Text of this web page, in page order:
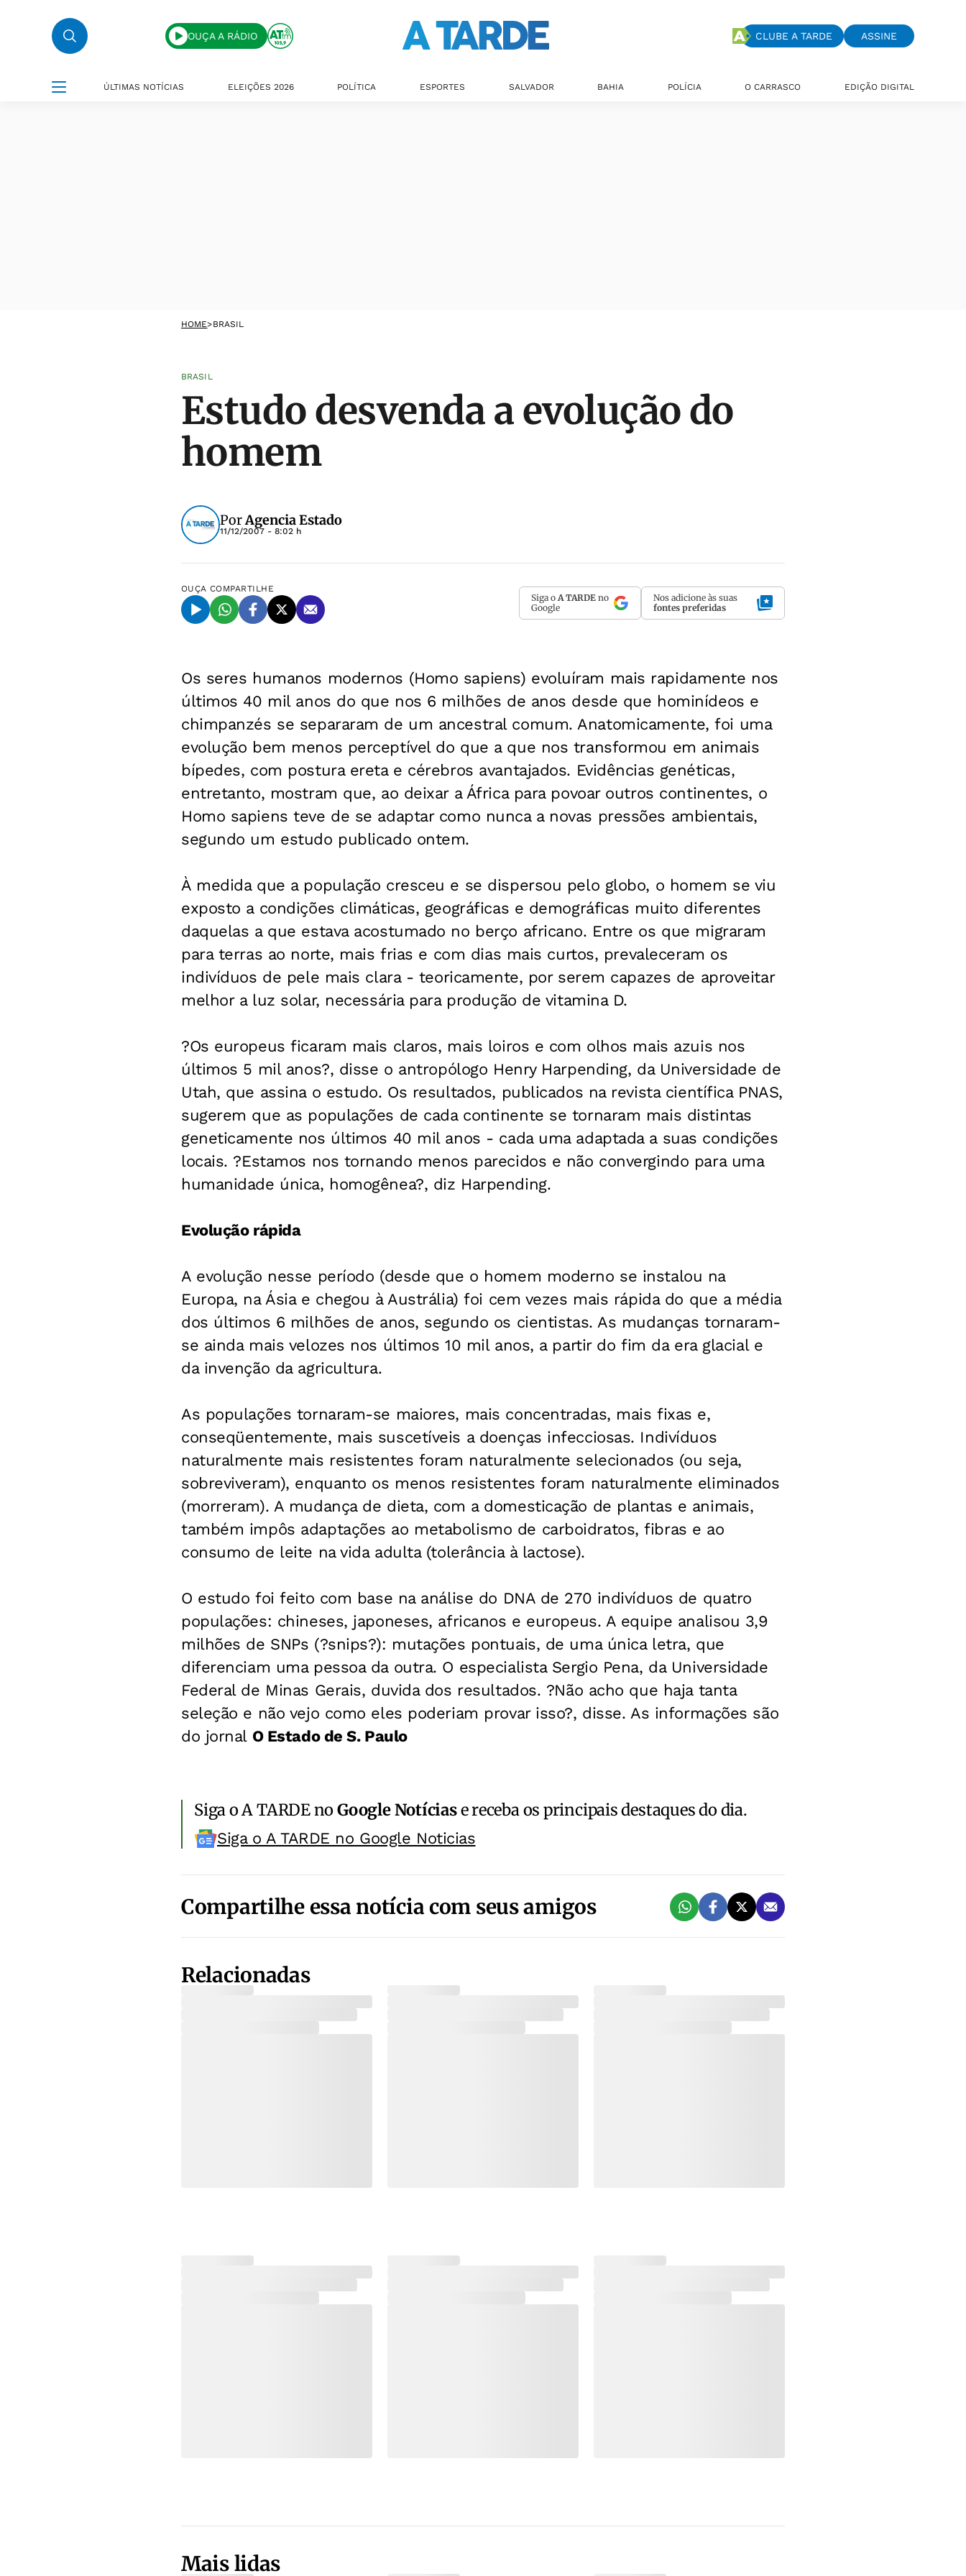
OUÇA A RÁDIO CLUBE A TARDE ASSINE
ÚLTIMAS NOTÍCIAS ELEIÇÕES 2026 POLÍTICA ESPORTES SALVADOR BAHIA POLÍCIA O CARRASCO EDIÇÃO DIGITAL
HOME>BRASIL
BRASIL
Estudo desvenda a evolução do
homem
PorAgencia Estado
11/12/2007 - 8:02 h
OUÇA COMPARTILHE
Siga o A TARDE no
Google
Nos adicione às suas
fontes preferidas
Os seres humanos modernos (Homo sapiens) evoluíram mais rapidamente nos
últimos 40 mil anos do que nos 6 milhões de anos desde que hominídeos e
chimpanzés se separaram de um ancestral comum. Anatomicamente, foi uma
evolução bem menos perceptível do que a que nos transformou em animais
bípedes, com postura ereta e cérebros avantajados. Evidências genéticas,
entretanto, mostram que, ao deixar a África para povoar outros continentes, o
Homo sapiens teve de se adaptar como nunca a novas pressões ambientais,
segundo um estudo publicado ontem.
À medida que a população cresceu e se dispersou pelo globo, o homem se viu
exposto a condições climáticas, geográficas e demográficas muito diferentes
daquelas a que estava acostumado no berço africano. Entre os que migraram
para terras ao norte, mais frias e com dias mais curtos, prevaleceram os
indivíduos de pele mais clara - teoricamente, por serem capazes de aproveitar
melhor a luz solar, necessária para produção de vitamina D.
?Os europeus ficaram mais claros, mais loiros e com olhos mais azuis nos
últimos 5 mil anos?, disse o antropólogo Henry Harpending, da Universidade de
Utah, que assina o estudo. Os resultados, publicados na revista científica PNAS,
sugerem que as populações de cada continente se tornaram mais distintas
geneticamente nos últimos 40 mil anos - cada uma adaptada a suas condições
locais. ?Estamos nos tornando menos parecidos e não convergindo para uma
humanidade única, homogênea?, diz Harpending.
Evolução rápida
A evolução nesse período (desde que o homem moderno se instalou na
Europa, na Ásia e chegou à Austrália) foi cem vezes mais rápida do que a média
dos últimos 6 milhões de anos, segundo os cientistas. As mudanças tornaram-
se ainda mais velozes nos últimos 10 mil anos, a partir do fim da era glacial e
da invenção da agricultura.
As populações tornaram-se maiores, mais concentradas, mais fixas e,
conseqüentemente, mais suscetíveis a doenças infecciosas. Indivíduos
naturalmente mais resistentes foram naturalmente selecionados (ou seja,
sobreviveram), enquanto os menos resistentes foram naturalmente eliminados
(morreram). A mudança de dieta, com a domesticação de plantas e animais,
também impôs adaptações ao metabolismo de carboidratos, fibras e ao
consumo de leite na vida adulta (tolerância à lactose).
O estudo foi feito com base na análise do DNA de 270 indivíduos de quatro
populações: chineses, japoneses, africanos e europeus. A equipe analisou 3,9
milhões de SNPs (?snips?): mutações pontuais, de uma única letra, que
diferenciam uma pessoa da outra. O especialista Sergio Pena, da Universidade
Federal de Minas Gerais, duvida dos resultados. ?Não acho que haja tanta
seleção e não vejo como eles poderiam provar isso?, disse. As informações são
do jornal O Estado de S. Paulo
Siga o A TARDE noGoogle Notíciase receba os principais destaques do dia.
Siga o A TARDE no Google Noticias
Compartilhe essa notícia com seus amigos
Relacionadas
Mais lidas